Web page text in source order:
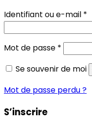
Identifiant ou e-mail *
Mot de passe *
Se souvenir de moi
Mot de passe perdu ?
S’inscrire